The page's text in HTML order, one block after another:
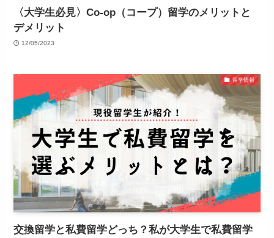
〈大学生必見〉Co-op（コープ）留学のメリットと
デメリット
12/05/2023
留学情報
交換留学と私費留学どっち？私が大学生で私費留学